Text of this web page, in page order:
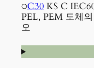
○C30KS C
PEL, PEM 도체
오